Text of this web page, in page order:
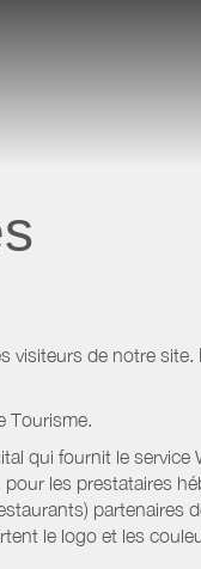
visiteurs de notre site.
Tourisme.
qui fournit le
les prestataires
partenaires
le logo et les